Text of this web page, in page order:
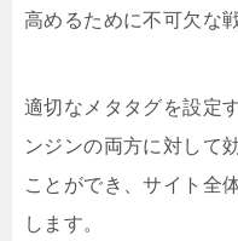
高めるために不可欠な
適切なメタタグを設定
ンジンの両方に対して
ことができ、サイト全
します。